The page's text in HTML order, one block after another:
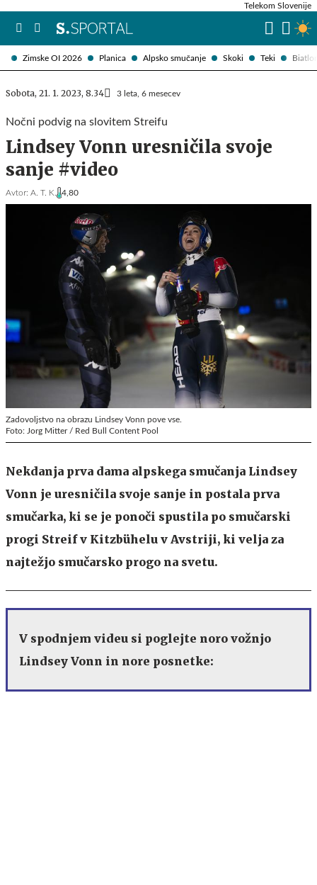
Zimske OI 2026 Planica Alpsko smučanje Skoki Teki
Telekom Slovenije
Sobota, 21. 1. 2023, 8.34 3 leta, 6 mesecev
Nočni podvig na slovitem Streifu
Lindsey Vonn uresničila svoje
sanje #video
Avtor: A. T. K. 4,80
Zadovoljstvo na obrazu Lindsey Vonn pove vse.
Foto: Jorg Mitter / Red Bull Content Pool
Nekdanja prva dama alpskega smučanja Lindsey
Vonn je uresničila svoje sanje in postala prva
smučarka, ki se je ponoči spustila po smučarski
progi Streif v Kitzbühelu v Avstriji, ki velja za
najtežjo smučarsko progo na svetu.
V spodnjem videu si poglejte noro vožnjo
Lindsey Vonn in nore posnetke: